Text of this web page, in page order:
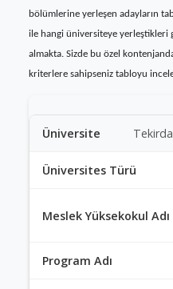
bölümlerine yerleşen adayların
ile hangi üniversiteye
almakta. Sizde bu özel
kriterlere sahipseniz tabloyu